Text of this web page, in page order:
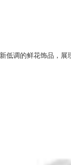
低调的鲜花饰品，